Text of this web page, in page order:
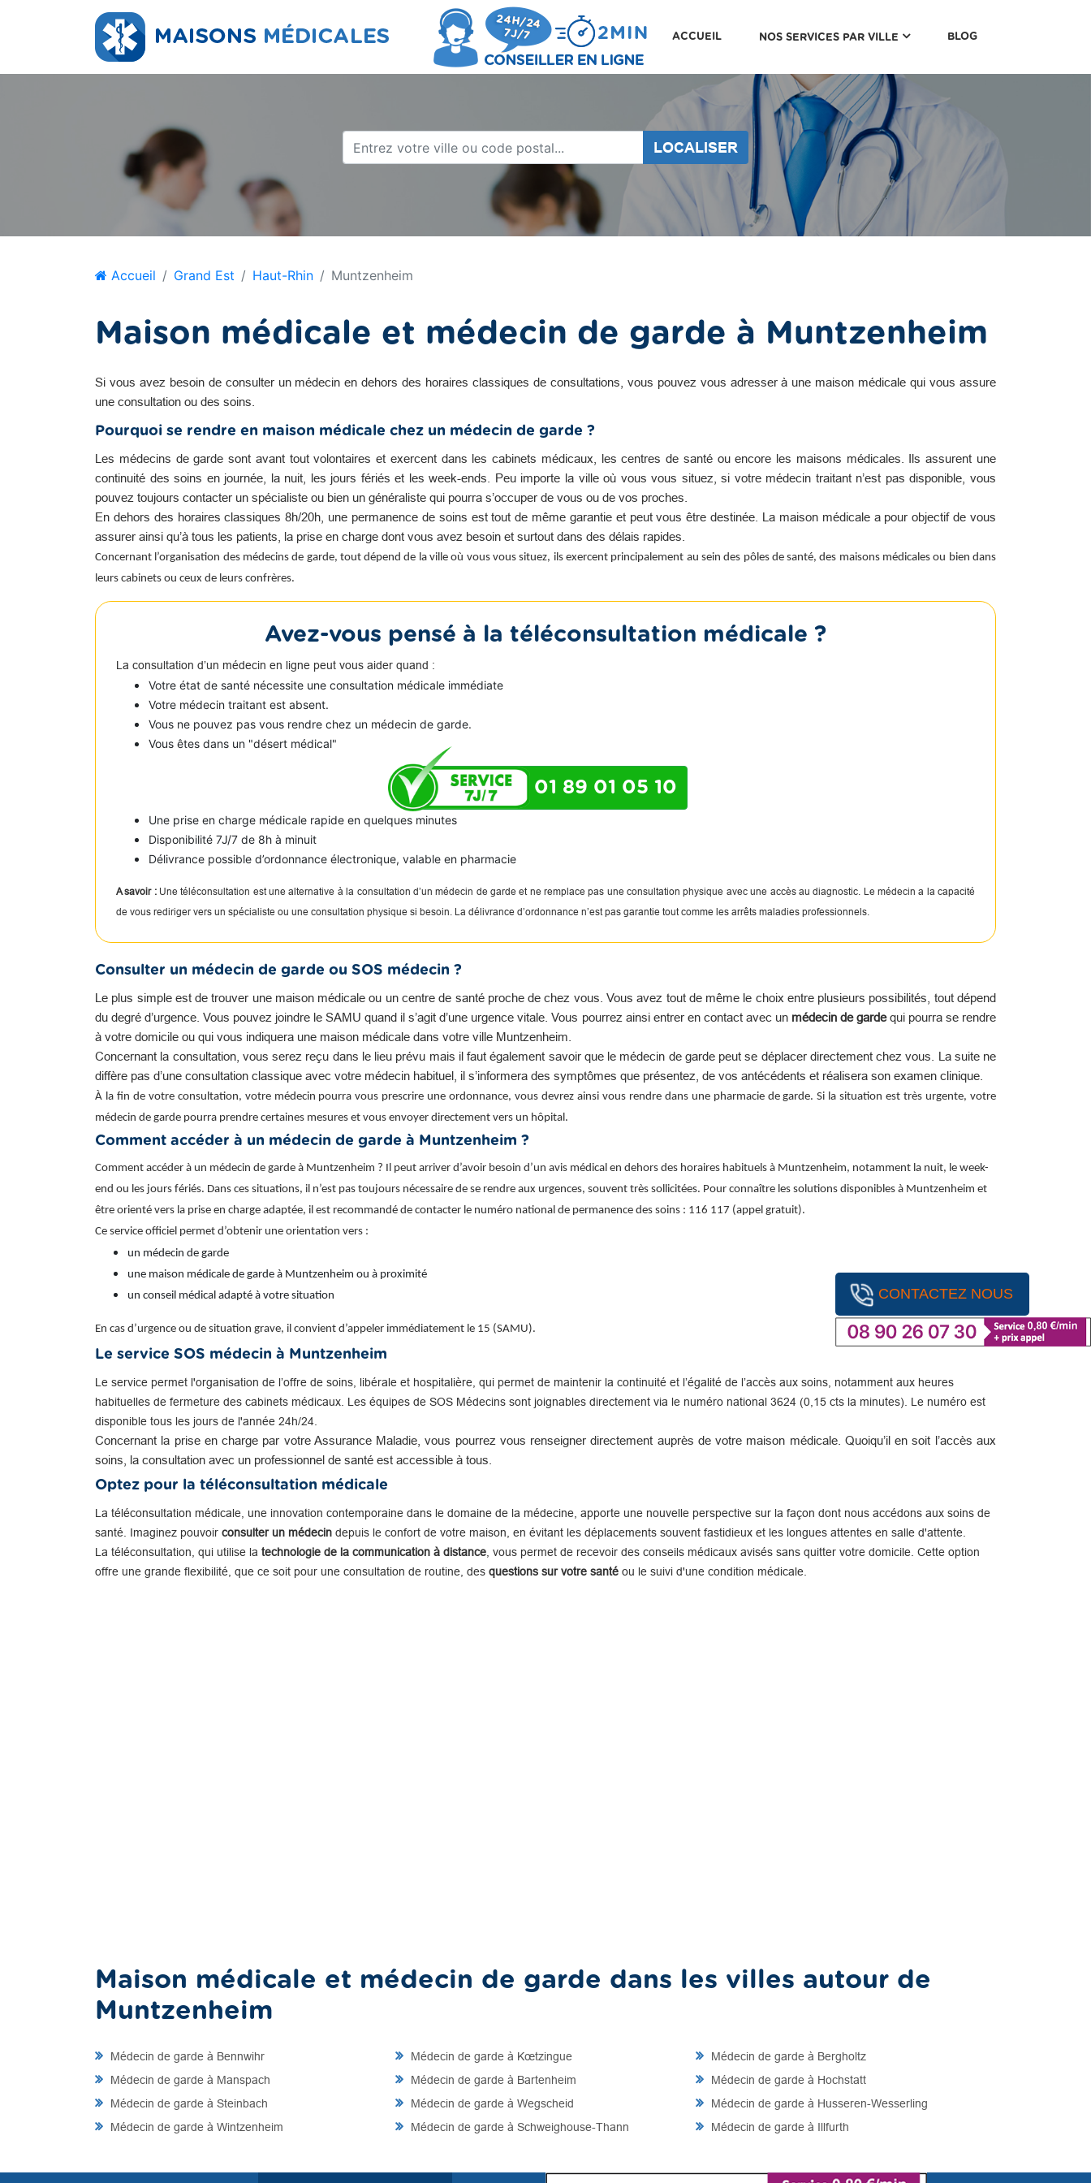
CONTACTEZ NOUS
ACCUEIL NOS SERVICES PAR VILLE (CURRENT)
BLOG
LOCALISER
Accueil Grand Est Haut-Rhin Muntzenheim
Maison médicale et médecin de garde à Muntzenheim
Si vous avez besoin de consulter un médecin en dehors des horaires classiques de consultations, vous pouvez vous adresser à une maison médicale qui vous assure
une consultation ou des soins.
Pourquoi se rendre en maison médicale chez un médecin de garde ?
Les médecins de garde sont avant tout volontaires et exercent dans les cabinets médicaux, les centres de santé ou encore les maisons médicales. Ils assurent une
continuité des soins en journée, la nuit, les jours fériés et les week-ends. Peu importe la ville où vous vous situez, si votre médecin traitant n’est pas disponible, vous
pouvez toujours contacter un spécialiste ou bien un généraliste qui pourra s’occuper de vous ou de vos proches.
En dehors des horaires classiques 8h/20h, une permanence de soins est tout de même garantie et peut vous être destinée. La maison médicale a pour objectif de vous
assurer ainsi qu’à tous les patients, la prise en charge dont vous avez besoin et surtout dans des délais rapides.
Concernant l’organisation des médecins de garde, tout dépend de la ville où vous vous situez, ils exercent principalement au sein des pôles de santé, des maisons médicales ou bien dans
leurs cabinets ou ceux de leurs confrères.
Avez-vous pensé à la téléconsultation médicale ?
La consultation d’un médecin en ligne peut vous aider quand :
Votre état de santé nécessite une consultation médicale immédiate
Votre médecin traitant est absent.
Vous ne pouvez pas vous rendre chez un médecin de garde.
Vous êtes dans un "désert médical"
01 89 01 05 10
Une prise en charge médicale rapide en quelques minutes
Disponibilité 7J/7 de 8h à minuit
Délivrance possible d’ordonnance électronique, valable en pharmacie
A savoir :Une téléconsultation est une alternative à la consultation d’un médecin de garde et ne remplace pas une consultation physique avec une accès au diagnostic. Le médecin a la capacité
de vous rediriger vers un spécialiste ou une consultation physique si besoin. La délivrance d’ordonnance n’est pas garantie tout comme les arrêts maladies professionnels.
Consulter un médecin de garde ou SOS médecin ?
Le plus simple est de trouver une maison médicale ou un centre de santé proche de chez vous. Vous avez tout de même le choix entre plusieurs possibilités, tout dépend
du degré d’urgence. Vous pouvez joindre le SAMU quand il s’agit d’une urgence vitale. Vous pourrez ainsi entrer en contact avec un médecin de gardequi pourra se rendre
à votre domicile ou qui vous indiquera une maison médicale dans votre ville Muntzenheim.
Concernant la consultation, vous serez reçu dans le lieu prévu mais il faut également savoir que le médecin de garde peut se déplacer directement chez vous. La suite ne
diffère pas d’une consultation classique avec votre médecin habituel, il s’informera des symptômes que présentez, de vos antécédents et réalisera son examen clinique.
À la fin de votre consultation, votre médecin pourra vous prescrire une ordonnance, vous devrez ainsi vous rendre dans une pharmacie de garde. Si la situation est très urgente, votre
médecin de garde pourra prendre certaines mesures et vous envoyer directement vers un hôpital.
Comment accéder à un médecin de garde à Muntzenheim ?
Comment accéder à un médecin de garde à Muntzenheim ? Il peut arriver d’avoir besoin d’un avis médical en dehors des horaires habituels à Muntzenheim, notamment la nuit, le week-
end ou les jours fériés. Dans ces situations, il n’est pas toujours nécessaire de se rendre aux urgences, souvent très sollicitées. Pour connaître les solutions disponibles à Muntzenheim et
être orienté vers la prise en charge adaptée, il est recommandé de contacter le numéro national de permanence des soins : 116 117 (appel gratuit).
Ce service officiel permet d’obtenir une orientation vers :
un médecin de garde
une maison médicale de garde à Muntzenheim ou à proximité
un conseil médical adapté à votre situation
En cas d’urgence ou de situation grave, il convient d’appeler immédiatement le 15 (SAMU).
Le service SOS médecin à Muntzenheim
Le service permet l'organisation de l’offre de soins, libérale et hospitalière, qui permet de maintenir la continuité et l’égalité de l’accès aux soins, notamment aux heures
habituelles de fermeture des cabinets médicaux. Les équipes de SOS Médecins sont joignables directement via le numéro national 3624 (0,15 cts la minutes). Le numéro est
disponible tous les jours de l'année 24h/24.
Concernant la prise en charge par votre Assurance Maladie, vous pourrez vous renseigner directement auprès de votre maison médicale. Quoiqu’il en soit l’accès aux
soins, la consultation avec un professionnel de santé est accessible à tous.
Optez pour la téléconsultation médicale
La téléconsultation médicale, une innovation contemporaine dans le domaine de la médecine, apporte une nouvelle perspective sur la façon dont nous accédons aux soins de
santé. Imaginez pouvoir consulter un médecin depuis le confort de votre maison, en évitant les déplacements souvent fastidieux et les longues attentes en salle d'attente.
La téléconsultation, qui utilise la technologie de la communication à distance , vous permet de recevoir des conseils médicaux avisés sans quitter votre domicile. Cette option
offre une grande flexibilité, que ce soit pour une consultation de routine, des questions sur votre santé ou le suivi d'une condition médicale.
Maison médicale et médecin de garde dans les villes autour de
Muntzenheim
Médecin de garde à Bennwihr
Médecin de garde à Manspach
Médecin de garde à Steinbach
Médecin de garde à Wintzenheim
Médecin de garde à Kœtzingue
Médecin de garde à Bartenheim
Médecin de garde à Wegscheid
Médecin de garde à Schweighouse-Thann
Médecin de garde à Bergholtz
Médecin de garde à Hochstatt
Médecin de garde à Husseren-Wesserling
Médecin de garde à Illfurth